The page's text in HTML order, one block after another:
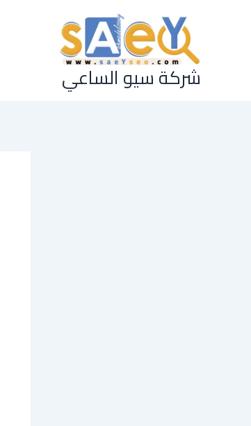
شركة سيو الساعي